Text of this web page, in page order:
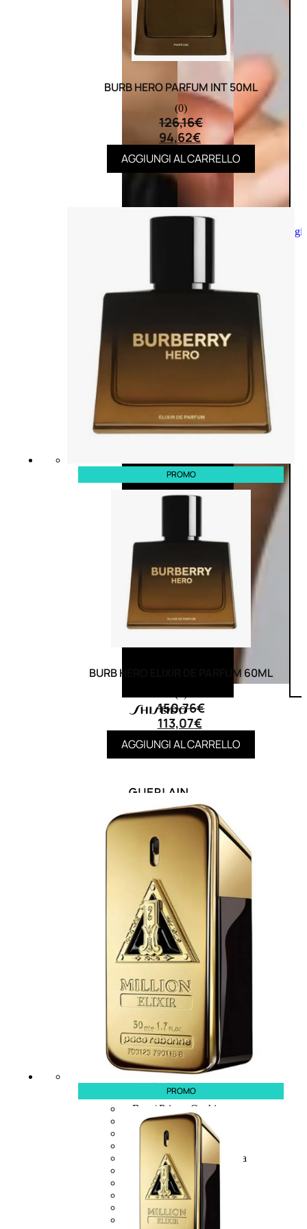
Aggiungi
MAKE UP
Base/ Primer Occhi
Base/ Primer Viso
Palette E Cofanetti Occhi
Palette E Cofanetti Viso
Palette E Cofanetti Labbra
Fondotinta
Cipria
Fard/Blush
Terre Abbronzanti
Illuminante Viso
BURB HERO PARFUM INT 50ML
(0)
126,16€
94,62€
AGGIUNGI AL CARRELLO
PROMO
BURB HERO ELIXIR DE PARFUM 60ML
150,76€
113,07€
AGGIUNGI AL CARRELLO
PROMO